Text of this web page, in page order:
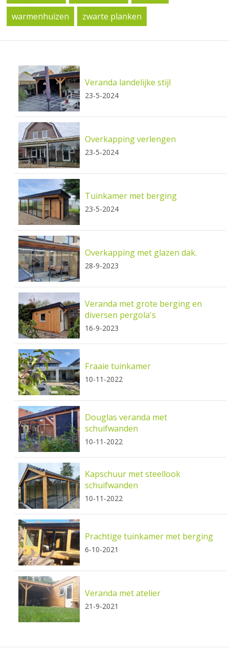
warmenhuizen
zwarte planken
Veranda landelijke stijl
23-5-2024
Overkapping verlengen
23-5-2024
Tuinkamer met berging
23-5-2024
Overkapping met glazen dak.
28-9-2023
Veranda met grote berging en
diversen pergola's
16-9-2023
Fraaie tuinkamer
10-11-2022
Douglas veranda met
schuifwanden
10-11-2022
Kapschuur met steellook
schuifwanden
10-11-2022
Prachtige tuinkamer met berging
6-10-2021
Veranda met atelier
21-9-2021